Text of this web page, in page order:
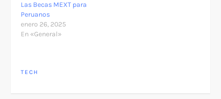
Las Becas MEXT para
Peruanos
enero 26, 2025
En «General»
TECH